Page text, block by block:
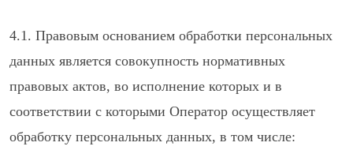
4.1. Правовым основанием обработки персональных
данных является совокупность нормативных
правовых актов, во исполнение которых и в
соответствии с которыми Оператор осуществляет
обработку персональных данных, в том числе: